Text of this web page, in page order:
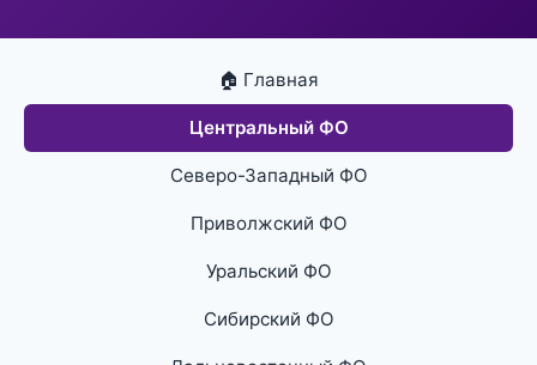
🏠 Главная
Центральный ФО
Северо-Западный ФО
Приволжский ФО
Уральский ФО
Сибирский ФО